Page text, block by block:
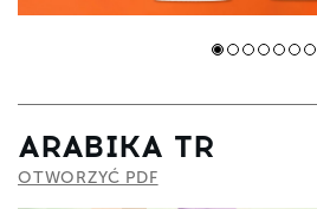
ARABIKA TR
OTWORZYĆ PDF